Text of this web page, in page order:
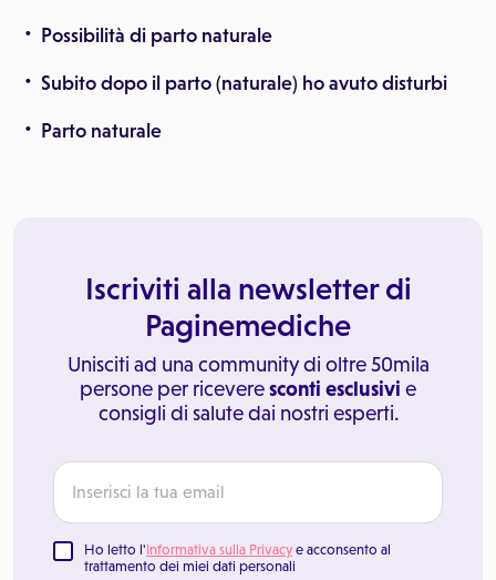
Possibilità di parto naturale
Subito dopo il parto (naturale) ho avuto disturbi
Parto naturale
Iscriviti alla newsletter di
Paginemediche
Unisciti ad una community di oltre 50mila
persone per riceveresconti esclusivi e
consigli di salute dai nostri esperti.
Ho letto l'Informativa sulla Privacy e acconsento al
trattamento dei miei dati personali